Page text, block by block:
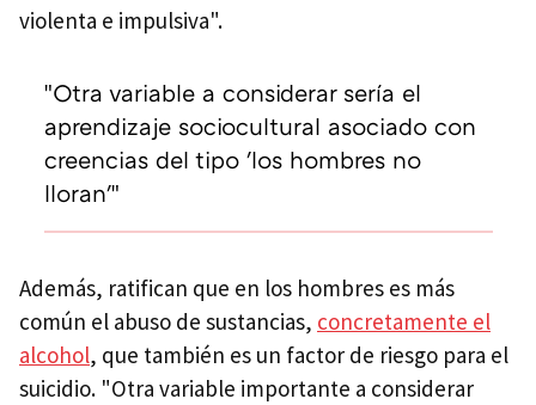
violenta e impulsiva".
"Otra variable a considerar sería el
aprendizaje sociocultural asociado con
creencias del tipo 'los hombres no
lloran'"
Además, ratifican que en los hombres es más
común el abuso de sustancias, concretamente el
alcohol, que también es un factor de riesgo para el
suicidio. "Otra variable importante a considerar